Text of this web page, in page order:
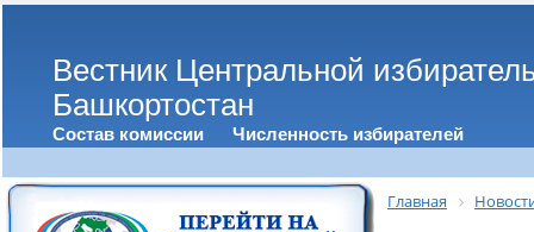
Вестник Центральной
Башкортостан
Состав комиссии Численность избирателей
Главная